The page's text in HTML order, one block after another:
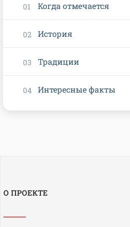
Когда отмечается
История
Традиции
Интересные факты
О ПРОЕКТЕ